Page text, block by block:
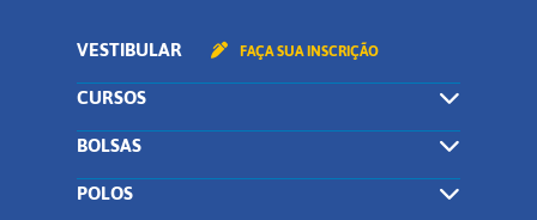
VESTIBULAR FAÇA SUA INSCRIÇÃO
CURSOS
BOLSAS
POLOS